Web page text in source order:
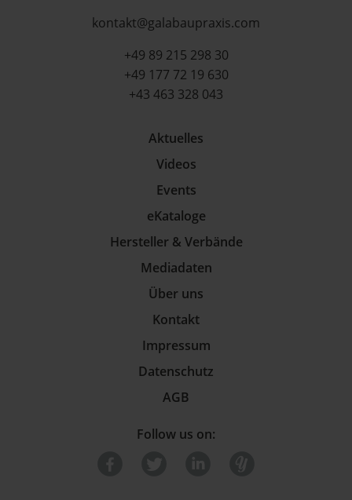
kontakt@galabaupraxis.com
+49 89 215 298 30
+49 177 72 19 630
+43 463 328 043
Aktuelles
Videos
Events
eKataloge
Hersteller & Verbände
Mediadaten
Über uns
Kontakt
Impressum
Datenschutz
AGB
Follow us on: